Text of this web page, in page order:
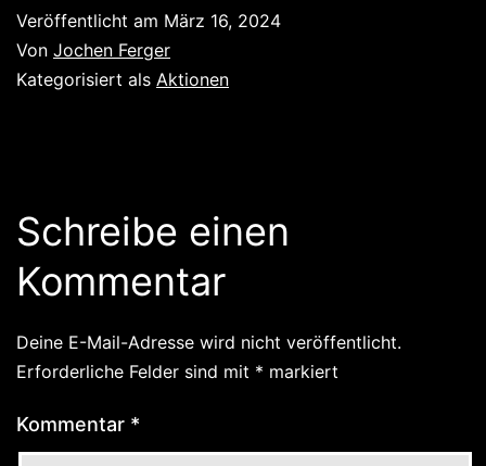
Veröffentlicht am März 16, 2024
Von Jochen Ferger
Kategorisiert als Aktionen
Schreibe einen
Kommentar
Deine E-Mail-Adresse wird nicht veröffentlicht.
Erforderliche Felder sind mit * markiert
Kommentar *